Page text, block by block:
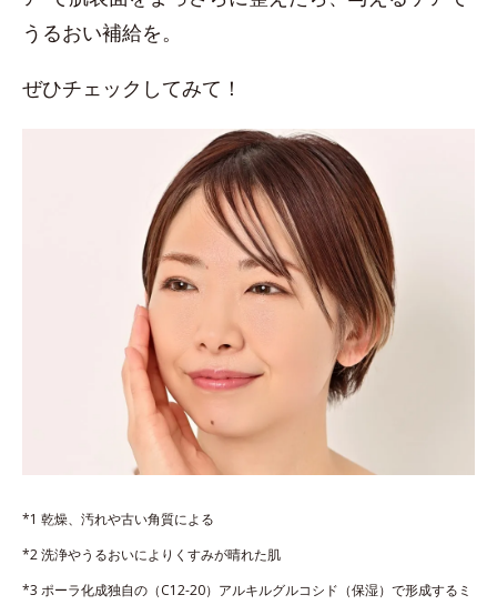
うるおい補給を。
ぜひチェックしてみて！
*1 乾燥、汚れや古い角質による
*2 洗浄やうるおいによりくすみが晴れた肌
*3 ポーラ化成独自の（C12-20）アルキルグルコシド（保湿）で形成するミ